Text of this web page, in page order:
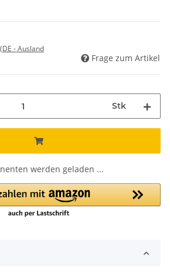
(DE - Ausland
Frage zum Artikel
Stk
werden geladen ...